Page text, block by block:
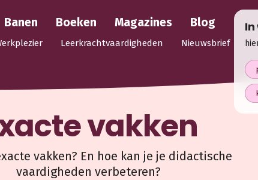
Banen Boeken Magazines Blog
Leerkrachtvaardigheden Nieuwsbrief
vakken
vakken? En hoe kan je je didactische
vaardigheden verbeteren?